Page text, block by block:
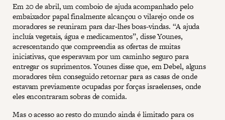
Em 20 de abril, um comboio de ajuda acompanhado pelo
embaixador papal finalmente alcançou o vilarejo onde os
moradores se reuniram para dar-lhes boas-vindas. “A ajuda
incluía vegetais, água e medicamentos”, disse Younes,
acrescentando que compreendia as ofertas de muitas
iniciativas, que esperavam por um caminho seguro para
entregar os suprimentos. Younes disse que, em Debel, alguns
moradores têm conseguido retornar para as casas de onde
estavam previamente ocupadas por forças israelenses, onde
eles encontraram sobras de comida.
Mas o acesso ao resto do mundo ainda é limitado para os